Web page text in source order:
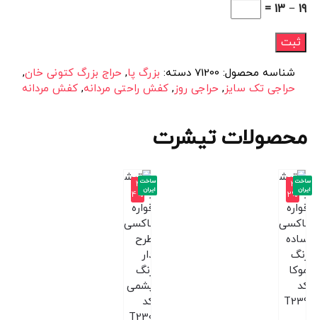
19 − 13 =
شناسه محصول: 71200 دسته: بزرگ پا, حراج بزرگ کتونی خان,
حراجی تک سایز, حراجی روز, کفش راحتی مردانه, کفش مردانه
محصولات تیشرت
-3
2%
ساخت
ایران
-4
4%
ساخت
ایران